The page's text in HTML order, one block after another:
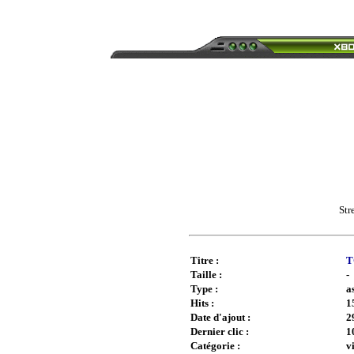
Titre :
Taille :
-
Type :
Hits :
Date d'ajout :
Dernier clic :
Catégorie :